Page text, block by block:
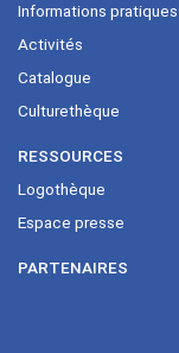
Informations pratiques
Activités
Catalogue
Culturethèque
RESSOURCES
Logothèque
Espace presse
PARTENAIRES